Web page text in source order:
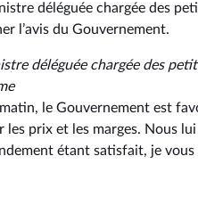
déléguée chargée des
l’avis du Gouvernement.
déléguée chargée des
le Gouvernement est
les prix et les marges. Nous
étant satisfait, je